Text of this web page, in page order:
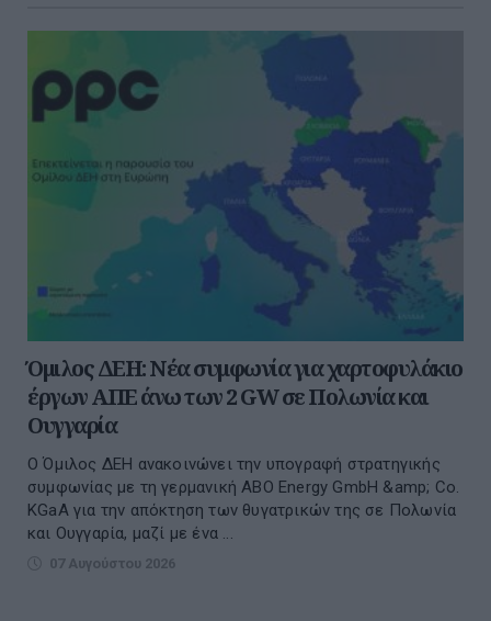
Όμιλος ΔΕΗ: Νέα συμφωνία για χαρτοφυλάκιο
έργων ΑΠΕ άνω των 2 GW σε Πολωνία και
Ουγγαρία
Ο Όμιλος ΔΕΗ ανακοινώνει την υπογραφή στρατηγικής
συμφωνίας με τη γερμανική ABO Energy GmbH &amp; Co.
KGaA για την απόκτηση των θυγατρικών της σε Πολωνία
και Ουγγαρία, μαζί με ένα ...
07 Αυγούστου 2026